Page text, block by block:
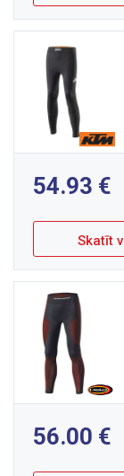
54.93
Skatīt
56.00